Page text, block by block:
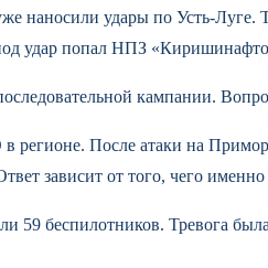
наносили удары по Усть-Луге.
удар попал НПЗ
кампании.
После атаки на
зависит от того, чего
беспилотников. Тревога была